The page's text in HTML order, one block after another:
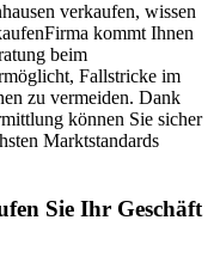
verkaufen, wissen
kommt Ihnen
beim
Fallstricke im
zu vermeiden. Dank
können Sie sicher
Marktstandards
Sie Ihr Geschäft